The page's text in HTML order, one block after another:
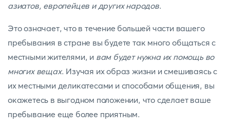
азиатов, европейцев и других народов.
Это означает, что в течение большей части вашего
пребывания в стране вы будете так много общаться с
местными жителями, и вам будет нужна их помощь во
многих вещах. Изучая их образ жизни и смешиваясь с
их местными деликатесами и способами общения, вы
окажетесь в выгодном положении, что сделает ваше
пребывание еще более приятным.